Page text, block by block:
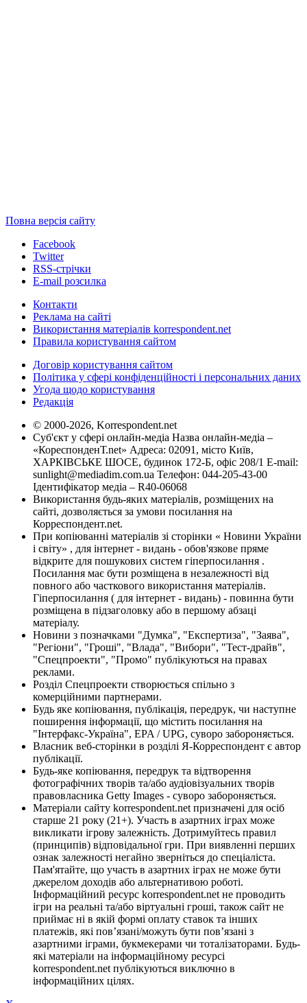
Повна версія сайту
Facebook
Twitter
RSS-стрічки
E-mail розсилка
Контакти
Реклама на сайті
Використання матеріалів korrespondent.net
Правила користування сайтом
Договір користування сайтом
Політика у сфері конфіденційності і персональних даних
Угода щодо користування
Редакція
© 2000-2026, Korrespondent.net
Суб'єкт у сфері онлайн-медіа Назва онлайн-медіа –
«КореспонденТ.net» Адреса: 02091, місто Київ,
ХАРКІВСЬКЕ ШОСЕ, будинок 172-Б, офіс 208/1 E-mail:
sunlight@mediadim.com.ua Телефон: 044-205-43-00
Ідентифікатор медіа – R40-06068
Використання будь-яких матеріалів, розміщених на
сайті, дозволяється за умови посилання на
Корреспондент.net.
При копіюванні матеріалів зі сторінки « Новини України
і світу» , для інтернет - видань - обов'язкове пряме
відкрите для пошукових систем гіперпосилання .
Посилання має бути розміщена в незалежності від
повного або часткового використання матеріалів.
Гіперпосилання ( для інтернет - видань) - повинна бути
розміщена в підзаголовку або в першому абзаці
матеріалу.
Новини з позначками "Думка", "Експертиза", "Заява",
"Регіони", "Гроші", "Влада", "Вибори", "Тест-драйв",
"Спецпроекти", "Промо" публікуються на правах
реклами.
Розділ Спецпроекти створюється спільно з
комерційними партнерами.
Будь яке копіювання, публікація, передрук, чи наступне
поширення інформації, що містить посилання на
"Інтерфакс-Україна", EPA / UPG, суворо забороняється.
Власник веб-сторінки в розділі Я-Корреспондент є автор
публікації.
Будь-яке копіювання, передрук та відтворення
фотографічних творів та/або аудіовізуальних творів
правовласника Getty Images - суворо забороняється.
Матеріали сайту korrespondent.net призначені для осіб
старше 21 року (21+). Участь в азартних іграх може
викликати ігрову залежність. Дотримуйтесь правил
(принципів) відповідальної гри. При виявленні перших
ознак залежності негайно зверніться до спеціаліста.
Пам'ятайте, що участь в азартних іграх не може бути
джерелом доходів або альтернативою роботі.
Інформаційний ресурс korrespondent.net не проводить
ігри на реальні та/або віртуальні гроші, також сайт не
приймає ні в якій формі оплату ставок та інших
платежів, які пов’язані/можуть бути пов’язані з
азартними іграми, букмекерами чи тоталізаторами. Будь-
які матеріали на інформаційному ресурсі
korrespondent.net публікуються виключно в
інформаційних цілях.